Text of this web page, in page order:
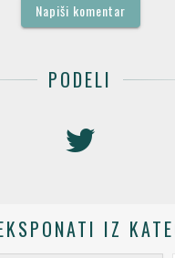
Napiši komentar
PODELI
IZ